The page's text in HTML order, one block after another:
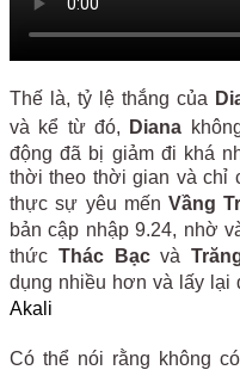
Thế là, tỷ lệ thắng của
và kể từ đó,
Diana
động đã bị giảm đi khá
thời theo thời gian và chỉ
thực sự yêu mếnVầng
bản cập nhập 9.24, nhờ
thức Thác Bạcvà
dụng nhiều hơn và lấy lại
Akali
Có thể nói rằng không